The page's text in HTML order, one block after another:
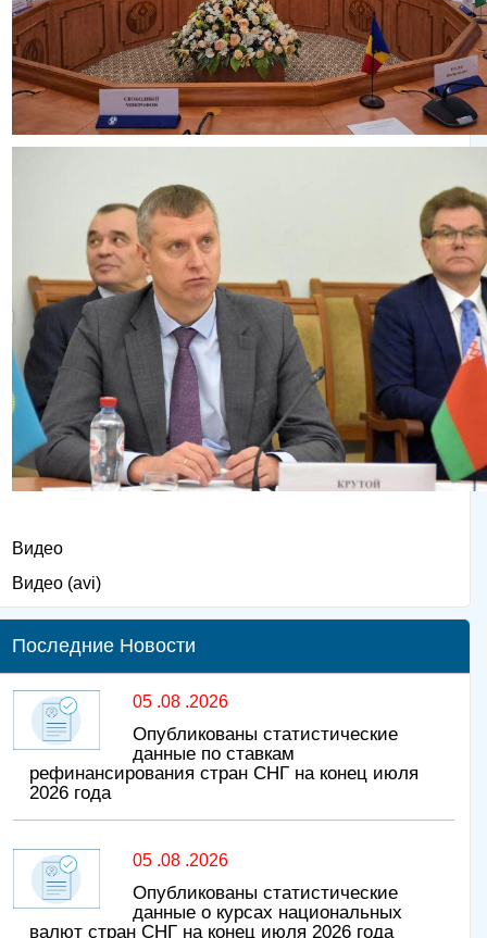
Видео
Видео (avi)
Последние Новости
05 .08 .2026
Опубликованы статистические
данные по ставкам
рефинансирования стран СНГ на конец июля
2026 года
05 .08 .2026
Опубликованы статистические
данные о курсах национальных
валют стран СНГ на конец июля 2026 года